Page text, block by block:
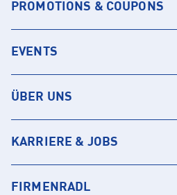
PROMOTIONS & COUPONS
EVENTS
ÜBER UNS
KARRIERE & JOBS
FIRMENRADL